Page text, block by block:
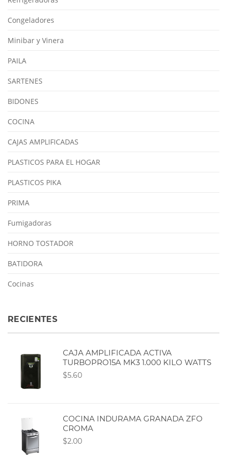
Congeladores
Minibar y Vinera
PAILA
SARTENES
BIDONES
COCINA
CAJAS AMPLIFICADAS
PLASTICOS PARA EL HOGAR
PLASTICOS PIKA
PRIMA
Fumigadoras
HORNO TOSTADOR
BATIDORA
Cocinas
RECIENTES
CAJA AMPLIFICADA ACTIVA
TURBOPRO15A MK3 1.000 KILO WATTS
$5.60
COCINA INDURAMA GRANADA ZFO
CROMA
$2.00